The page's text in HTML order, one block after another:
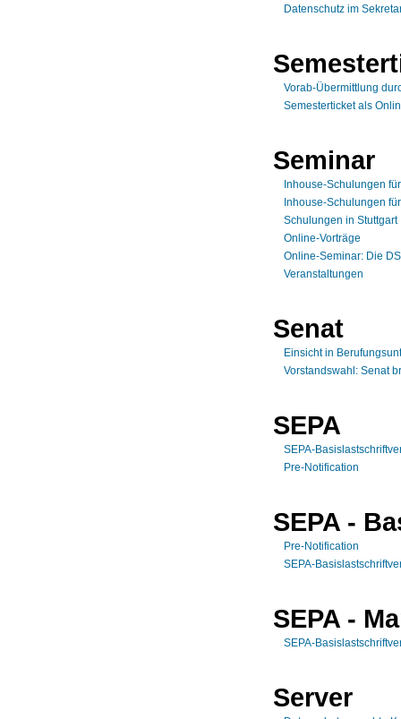
Datenschutz im
Vorab-Übermittlung
Semesterticket als
Seminar
Inhouse-Schulungen
Inhouse-Schulungen
Schulungen in Stuttgart
Online-Vorträge
Online-Seminar: Die
Veranstaltungen
Senat
Einsicht in
Vorstandswahl: Senat
SEPA
SEPA-
Pre-Notification
SEPA -
Pre-Notification
SEPA-
SEPA -
SEPA-
Server